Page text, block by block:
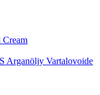
Vartalovoide